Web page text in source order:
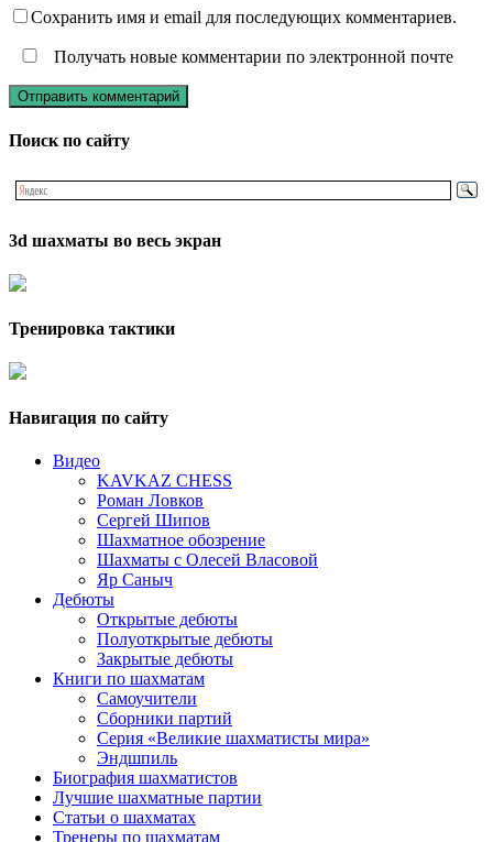
Сохранить имя и email для последующих комментариев.
Получать новые комментарии по электронной почте
Поиск по сайту
3d шахматы во весь экран
Тренировка тактики
Навигация по сайту
Видео
KAVKAZ CHESS
Роман Ловков
Сергей Шипов
Шахматное обозрение
Шахматы с Олесей Власовой
Яр Саныч
Дебюты
Открытые дебюты
Полуоткрытые дебюты
Закрытые дебюты
Книги по шахматам
Самоучители
Сборники партий
Серия «Великие шахматисты мира»
Эндшпиль
Биография шахматистов
Лучшие шахматные партии
Статьи о шахматах
Тренеры по шахматам